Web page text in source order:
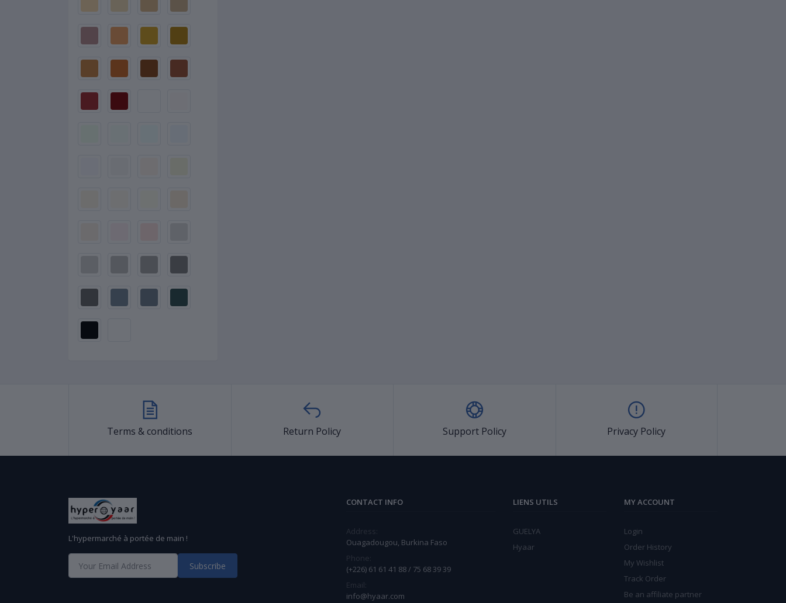
Terms & conditions Return Policy Support Policy Privacy Policy
L'hypermarché à portée de main !
Subscribe
CONTACT INFO
Address:
Ouagadougou, Burkina Faso
Phone:
(+226) 61 61 41 88 / 75 68 39 39
Email:
info@hyaar.com
LIENS UTILS
GUELYA
Hyaar
MY ACCOUNT
Login
Order History
My Wishlist
Track Order
Be an affiliate partner